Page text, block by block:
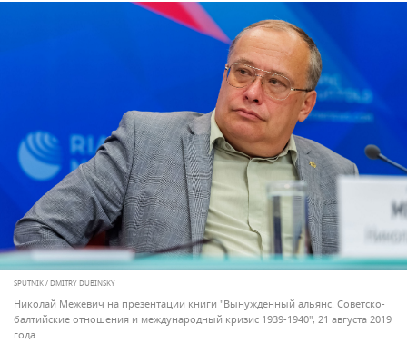
SPUTNIK / DMITRY DUBINSKY
Николай Межевич на презентации книги "Вынужденный альянс. Советско-
балтийские отношения и международный кризис 1939-1940", 21 августа 2019
года